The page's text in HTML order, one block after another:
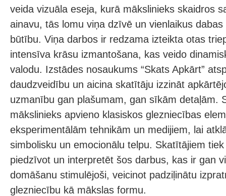
veida vizuāla eseja, kurā mākslinieks skaidros
ainavu, tās lomu viņa dzīvē un vienlaikus
būtību. Viņa darbos ir redzama izteikta otas
intensīva krāsu izmantošana, kas veido
valodu. Izstādes nosaukums “Skats Apkārt”
daudzveidību un aicina skatītāju izzināt
uzmanību gan plašumam, gan sīkām detaļām.
mākslinieks apvieno klasiskos glezniecības
eksperimentālām tehnikām un medijiem, lai
simbolisku un emocionālu telpu. Skatītājiem
piedzīvot un interpretēt šos darbus, kas ir gan
domāšanu stimulējoši, veicinot padziļinātu
glezniecību kā mākslas formu.